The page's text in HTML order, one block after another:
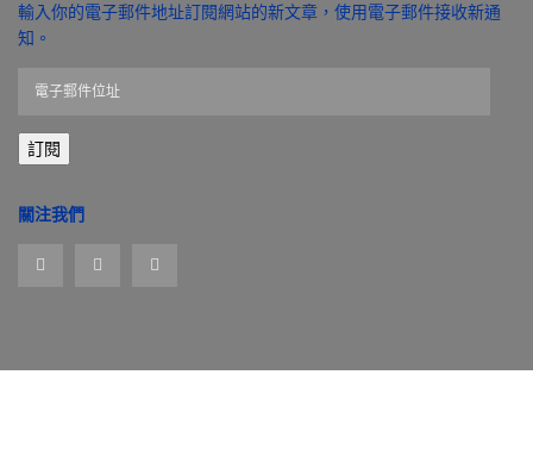
輸入你的電子郵件地址訂閱網站的新文章，使用電子郵件接收新通
知。
郵
件
址
訂閱
關注我們